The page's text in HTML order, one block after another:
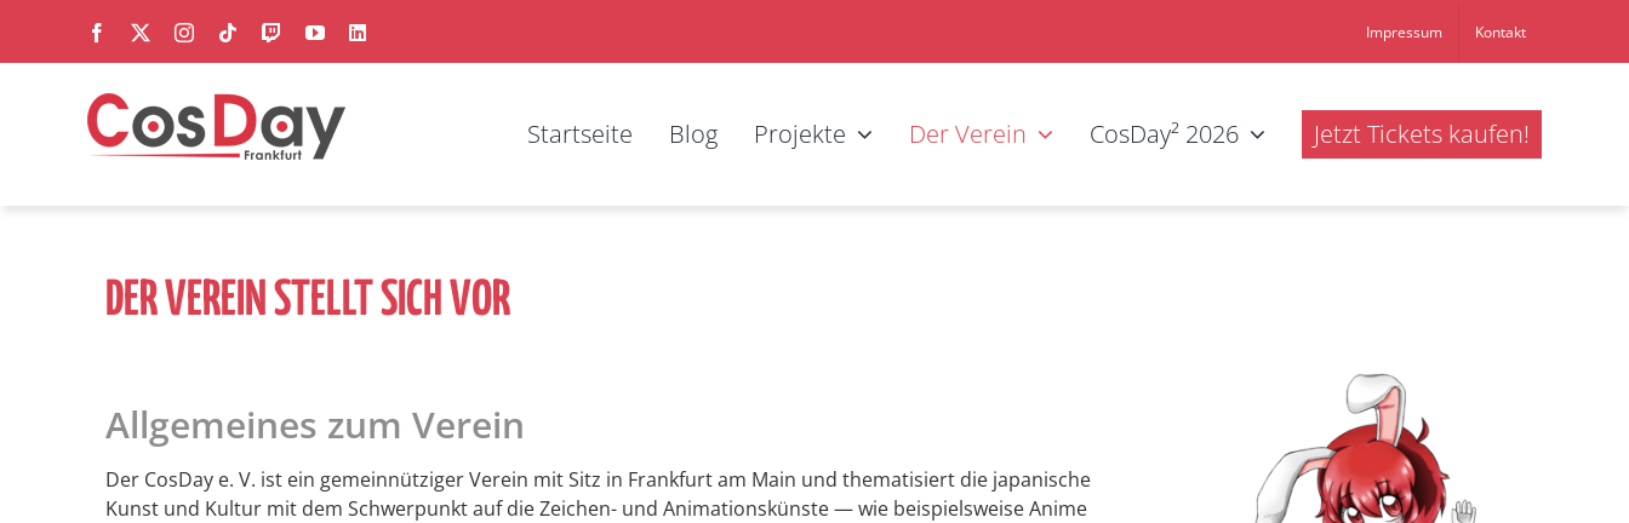
springen
Facebook Instagram
Tiktok TwitchYouTubeLinkedIn Impressum Kontakt
Startseite Blog Projekte Der Verein CosDay² 2026 Jetzt Tickets kaufen!
DER VEREIN STELLT SICH VOR
Allgemeines zum Verein
Der CosDay e. V. ist ein gemeinnütziger Verein mit Sitz in Frankfurt am Main und thematisiert die japanische
Kunst und Kultur mit dem Schwerpunkt auf die Zeichen- und Animationskünste — wie beispielsweise Anime